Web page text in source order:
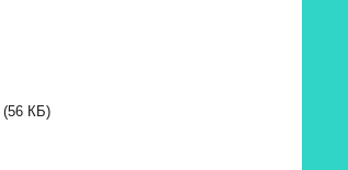
(56 КБ)